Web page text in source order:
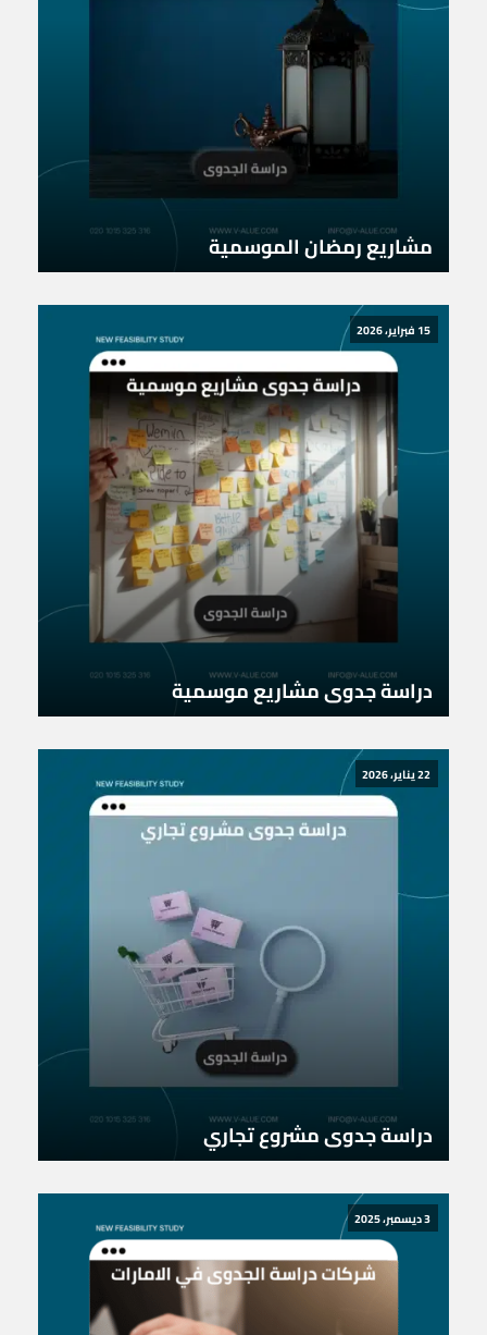
مشاريع رمضان الموسمية
15 فبراير، 2026
دراسة جدوى مشاريع موسمية
22 يناير، 2026
دراسة جدوى مشروع تجاري
3 ديسمبر، 2025